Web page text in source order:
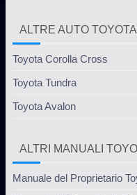
ALTRE AUTO TOYOTA
Toyota Corolla Cross
Toyota Tundra
Toyota Avalon
ALTRI MANUALI
Manuale del Proprietario